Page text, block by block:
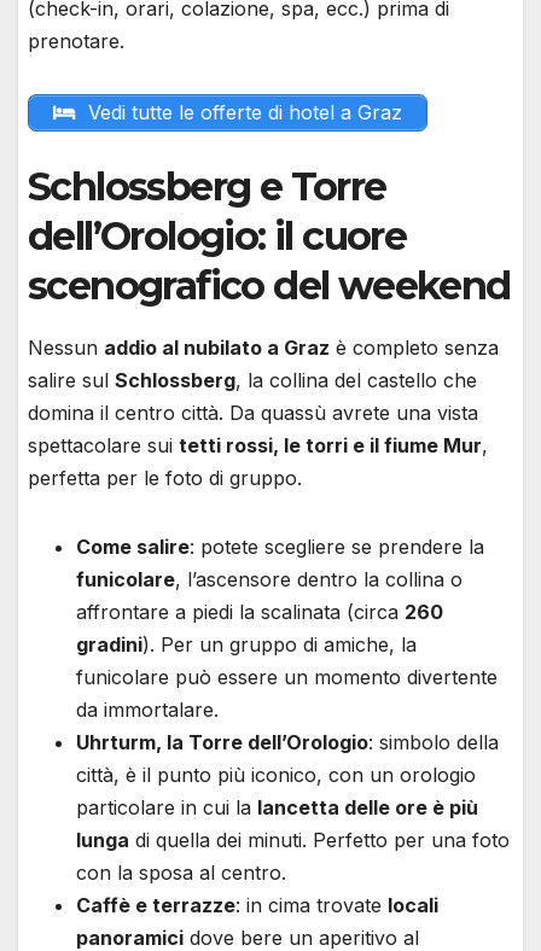
(check-in, orari, colazione, spa, ecc.) prima di
prenotare.
Vedi tutte le offerte di hotel a Graz
Schlossberg e Torre
dell’Orologio: il cuore
scenografico del weekend
Nessun addio al nubilato a Graz è completo senza
salire sul Schlossberg, la collina del castello che
domina il centro città. Da quassù avrete una vista
spettacolare sui tetti rossi, le torri e il fiume Mur,
perfetta per le foto di gruppo.
Come salire: potete scegliere se prendere la
funicolare, l’ascensore dentro la collina o
affrontare a piedi la scalinata (circa 260
gradini). Per un gruppo di amiche, la
funicolare può essere un momento divertente
da immortalare.
Uhrturm, la Torre dell’Orologio: simbolo della
città, è il punto più iconico, con un orologio
particolare in cui la lancetta delle ore è più
lunga di quella dei minuti. Perfetto per una foto
con la sposa al centro.
Caffè e terrazze: in cima trovate locali
panoramici dove bere un aperitivo al